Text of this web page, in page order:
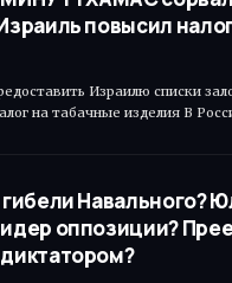
повысил
Израилю списки
на табачные изделия В
Навального?
оппозиции?